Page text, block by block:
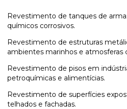
Revestimento de tanques de
químicos corrosivos.
Revestimento de estruturas
ambientes marinhos e atmosferas
Revestimento de pisos em
petroquímicas e alimentícias.
Revestimento de superfícies
telhados e fachadas.